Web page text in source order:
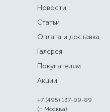
Новости
Статьи
Оплата и доставка
Галерея
Покупателям
Акции
+7 (495) 137-09-89
(г. Москва)